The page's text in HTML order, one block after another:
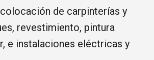
de carpinterías y
revestimiento, pintura
e instalaciones eléctricas y